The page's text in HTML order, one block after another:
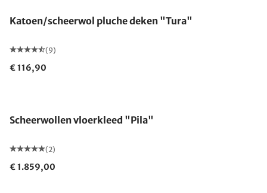
Katoen/scheerwol pluche deken "Tura"
(9)
€ 116,90
Scheerwollen vloerkleed "Pila"
(2)
€ 1.859,00